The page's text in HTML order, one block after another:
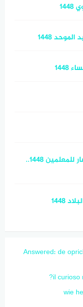
1448
طريقة تحديث البيانات في منصة مسار للمعلمين 1448..
1448
Answered: de
il curioso
wie